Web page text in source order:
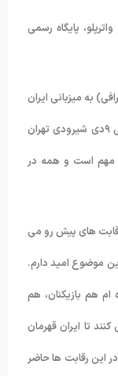
پایگاه رسمی
به میزبانی ایران
از سوم تا هشتم خرداد ۱۳۹۴ در استخر بین المللی ۹دی شیرودی تهران
مهم است و همه در
های پیش رو می
موضوع امید دارم.
هم بازیکنان، هم
تا ایران قهرمان
این رقابت ها حاضر